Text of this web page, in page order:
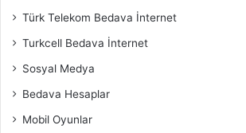
Türk Telekom Bedava İnternet
Turkcell Bedava İnternet
Sosyal Medya
Bedava Hesaplar
Mobil Oyunlar